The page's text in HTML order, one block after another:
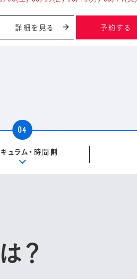
詳細を見る 予約する
04
ュラム・時間割
は？